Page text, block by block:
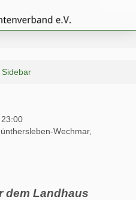
Wechmar,
dem Landhaus